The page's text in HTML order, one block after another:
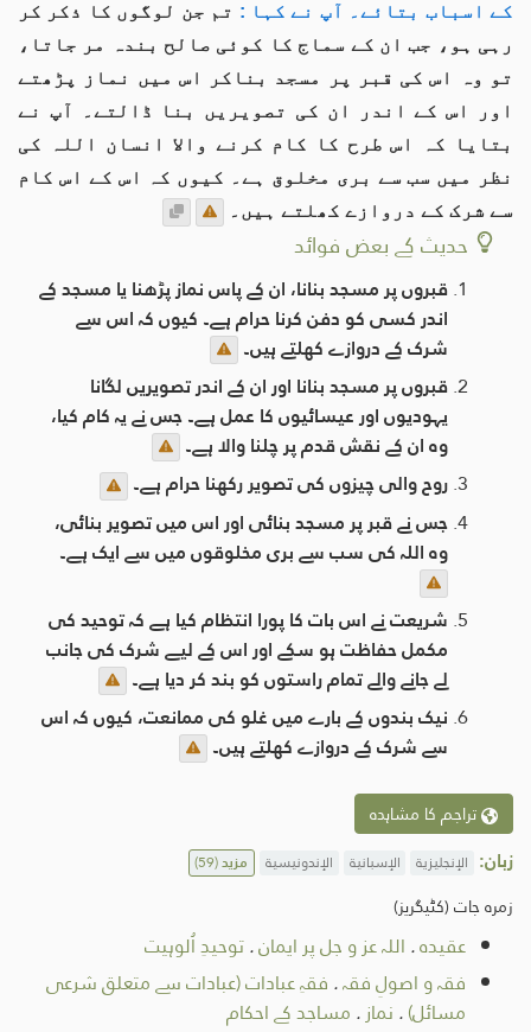
کے اسباب بتائے۔ آپ نے کہا : تم جن لوگوں کا ذکر کر
رہی ہو، جب ان کے سماج کا کوئی صالح بندہ مر جاتا،
تو وہ اس کی قبر پر مسجد بناکر اس میں نماز پڑھتے
اور اس کے اندر ان کی تصویریں بنا ڈالتے۔ آپ نے
بتایا کہ اس طرح کا کام کرنے والا انسان اللہ کی
نظر میں سب سے بری مخلوق ہے۔ کیوں کہ اس کے اس کام
سے شرک کے دروازے کھلتے ہيں۔
حدیث کے بعض فوائد
قبروں پر مسجد بنانا، ان کے پاس نماز پڑھنا یا مسجد کے
اندر کسی کو دفن کرنا حرام ہے۔ کیوں کہ اس سے
شرک کے دروازے کھلتے ہيں۔
قبروں پر مسجد بنانا اور ان کے اندر تصویریں لگانا
یہودیوں اور عیسائیوں کا عمل ہے۔ جس نے یہ کام کیا،
وہ ان کے نقش قدم پر چلنا والا ہے۔
روح والی چیزوں کی تصویر رکھنا حرام ہے۔
جس نے قبر پر مسجد بنائی اور اس میں تصویر بنائی،
وہ اللہ کی سب سے بری مخلوقوں میں سے ایک ہے۔
شریعت نے اس بات کا پورا انتظام کیا ہے کہ توحید کی
مکمل حفاظت ہو سکے اور اس کے لیے شرک کی جانب
لے جانے والے تمام راستوں کو بند کر دیا ہے۔
نیک بندوں کے بارے میں غلو کی ممانعت، کیوں کہ اس
سے شرک کے دروازے کھلتے ہيں۔
تراجم کا مشاہدہ
زبان: الإنجليزية الإسبانية الإندونيسية مزید(59)
زمرہ جات (کٹیگریز)
عقیدہ. اللہ عز و جل پر ایمان.توحیدِ اُلوہیت
فقہ و اصولِ فقہ. فقہِ عبادات (عبادات سے متعلق شرعی
مسائل). نماز. مساجد کے احکام